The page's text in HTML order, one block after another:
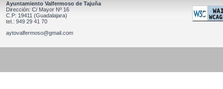
Ayuntamiento Valfermoso de Tajuña
Dirección: C/ Mayor Nº 16
C.P: 19411 (Guadalajara)
tel.: 949 29 41 70
aytovalfermoso@gmail.com